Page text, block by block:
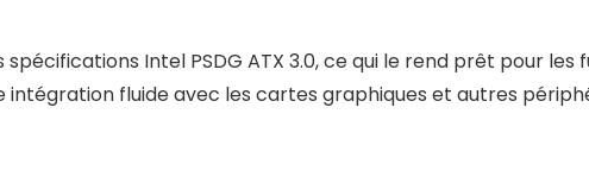
Intel PSDG ATX 3.0, ce qui le rend prêt pour les
fluide avec les cartes graphiques et autres